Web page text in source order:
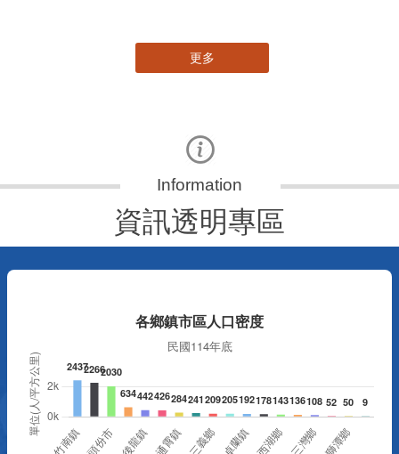
更多
資訊透明專區